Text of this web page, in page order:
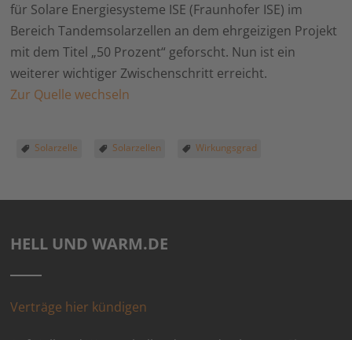
für Solare Energiesysteme ISE (Fraunhofer ISE) im
Bereich Tandemsolarzellen an dem ehrgeizigen Projekt
mit dem Titel „50 Prozent“ geforscht. Nun ist ein
weiterer wichtiger Zwischenschritt erreicht.
Zur Quelle wechseln
Solarzelle Solarzellen Wirkungsgrad
HELL UND WARM.DE
Verträge hier kündigen